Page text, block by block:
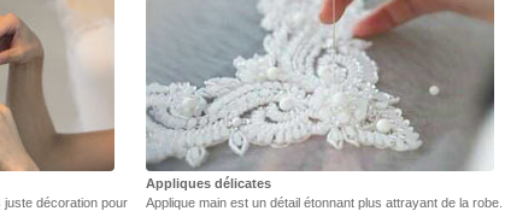
décoration pour
Appliques délicates
Applique main est un détail étonnant plus attrayant de la robe.